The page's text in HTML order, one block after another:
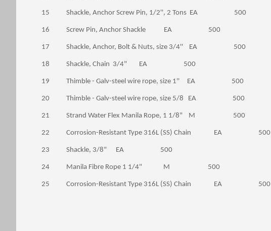
15 Shackle, Anchor Screw Pin, 1/2'', 2 Tons EA 500
16 Screw Pin, Anchor Shackle EA 500
17 Shackle, Anchor, Bolt & Nuts, size 3/4'' EA 500
18 Shackle, Chain 3/4" EA 500
19 Thimble - Galv-steel wire rope, size 1'' EA 500
20 Thimble - Galv-steel wire rope, size 5/8 EA 500
21 Strand Water Flex Manila Rope, 1 1/8" M 500
22 Corrosion-Resistant Type 316L (SS) Chain EA 500
23 Shackle, 3/8" EA 500
24 Manila Fibre Rope 1 1/4" M 500
25 Corrosion-Resistant Type 316L (SS) Chain EA 500